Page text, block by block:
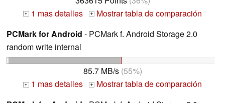
+ 1 mas detalles +
Mostrar tabla de comparación
PCMark for Android - PCMark f. Android Storage 2.0
random write internal
85.7 MB/s(55%)
+ 1 mas detalles +
Mostrar tabla de comparación